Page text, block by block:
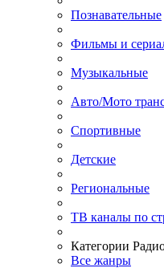
Познавательные
Фильмы и
Музыкальные
Авто/Мото
Спортивные
Детские
Региональные
ТВ каналы по
Категории
Все жанры